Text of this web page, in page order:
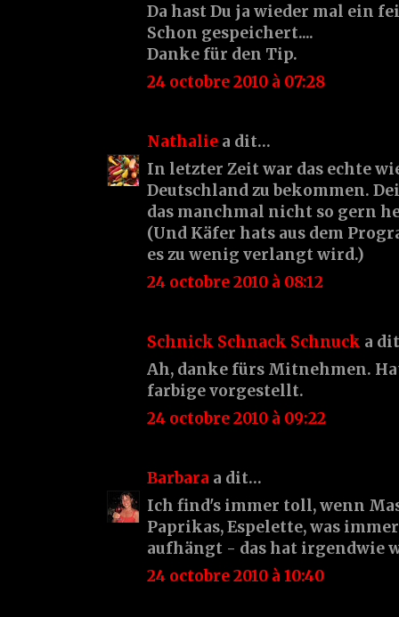
Da hast Du ja wieder mal ein
Schon gespeichert....
Danke für den Tip.
24 octobre 2010 à 07:28
Nathalie a dit…
In letzter Zeit war das echte
Deutschland zu bekommen.
das manchmal nicht so gern
(Und Käfer hats aus dem
es zu wenig verlangt wird.)
24 octobre 2010 à 08:12
Schnick Schnack Schnuck a
Ah, danke fürs Mitnehmen.
farbige vorgestellt.
24 octobre 2010 à 09:22
Barbara a dit…
Ich find's immer toll, wenn
Paprikas, Espelette, was
aufhängt - das hat irgendwie
24 octobre 2010 à 10:40